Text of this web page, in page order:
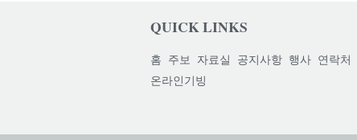
QUICK LINKS
홈 주보 자료실 공지사항 행사 연락처
온라인기빙